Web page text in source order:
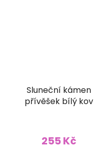
Sluneční kámen
přívěšek bílý kov
255 Kč